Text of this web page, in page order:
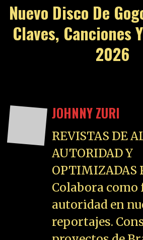
Nuevo Disco De
Claves, Canciones
2026
JOHNNY ZURI
REVISTAS DE
AUTORIDAD Y
OPTIMIZADAS
Colabora como
autoridad en
reportajes.